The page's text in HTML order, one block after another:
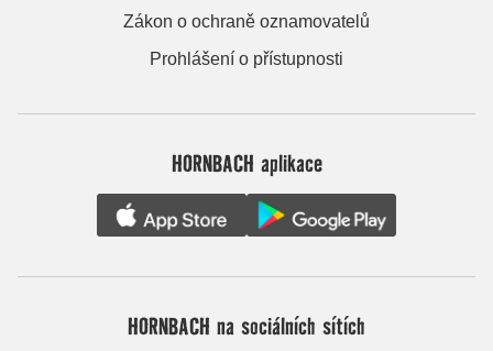
Zákon o ochraně oznamovatelů
Prohlášení o přístupnosti
HORNBACH aplikace
HORNBACH na sociálních sítích